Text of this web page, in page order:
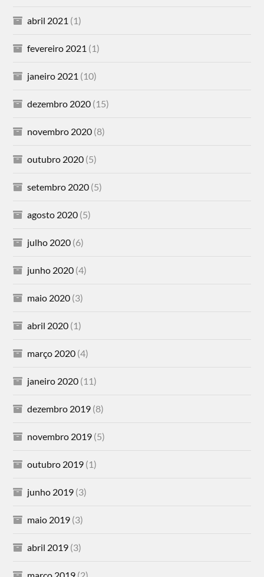
abril 2021 (1)
fevereiro 2021 (1)
janeiro 2021 (10)
dezembro 2020 (15)
novembro 2020 (8)
outubro 2020 (5)
setembro 2020 (5)
agosto 2020 (5)
julho 2020 (6)
junho 2020 (4)
maio 2020 (3)
abril 2020 (1)
março 2020 (4)
janeiro 2020 (11)
dezembro 2019 (8)
novembro 2019 (5)
outubro 2019 (1)
junho 2019 (3)
maio 2019 (3)
abril 2019 (3)
março 2019 (2)